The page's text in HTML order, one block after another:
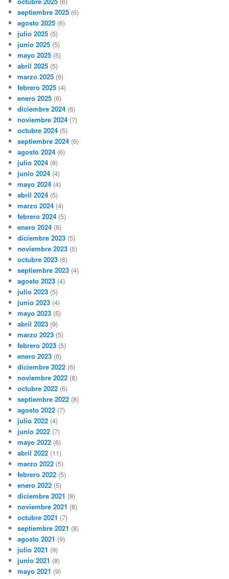
septiembre 2025 (6)
agosto 2025 (6)
julio 2025 (5)
junio 2025 (5)
mayo 2025 (5)
abril 2025 (5)
marzo 2025 (6)
febrero 2025 (4)
enero 2025 (6)
diciembre 2024 (6)
noviembre 2024 (7)
octubre 2024 (5)
septiembre 2024 (6)
agosto 2024 (6)
julio 2024 (8)
junio 2024 (4)
mayo 2024 (4)
abril 2024 (5)
marzo 2024 (4)
febrero 2024 (5)
enero 2024 (6)
diciembre 2023 (5)
noviembre 2023 (5)
octubre 2023 (6)
septiembre 2023 (4)
agosto 2023 (4)
julio 2023 (5)
junio 2023 (4)
mayo 2023 (5)
abril 2023 (9)
marzo 2023 (5)
febrero 2023 (5)
enero 2023 (6)
diciembre 2022 (6)
noviembre 2022 (8)
octubre 2022 (6)
septiembre 2022 (8)
agosto 2022 (7)
julio 2022 (4)
junio 2022 (7)
mayo 2022 (6)
abril 2022 (11)
marzo 2022 (5)
febrero 2022 (5)
enero 2022 (5)
diciembre 2021 (8)
noviembre 2021 (8)
octubre 2021 (7)
septiembre 2021 (8)
agosto 2021 (9)
julio 2021 (9)
junio 2021 (8)
mayo 2021 (9)